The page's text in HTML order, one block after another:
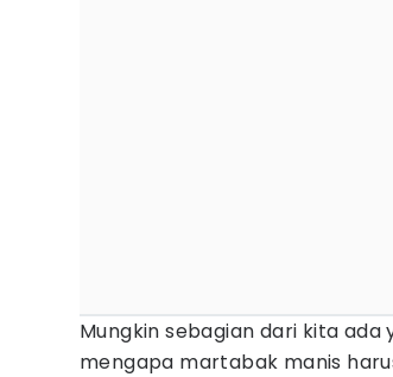
Mungkin sebagian dari kita
mengapa martabak manis